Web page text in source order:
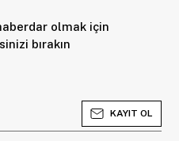
olmak için
bırakın
KAYIT OL